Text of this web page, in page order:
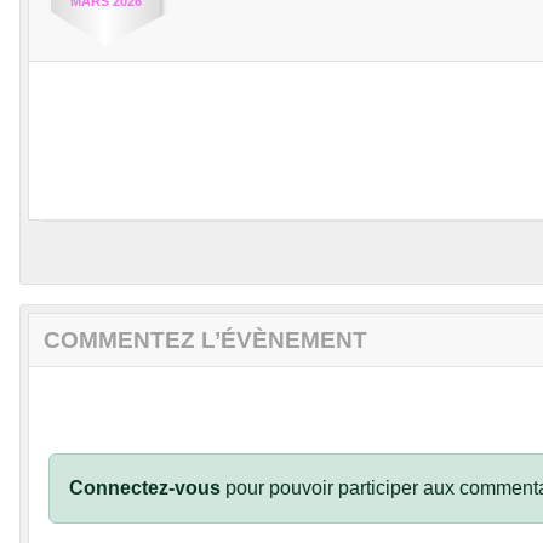
COMMENTEZ L’ÉVÈNEMENT
Connectez-vous pour pouvoir participer aux